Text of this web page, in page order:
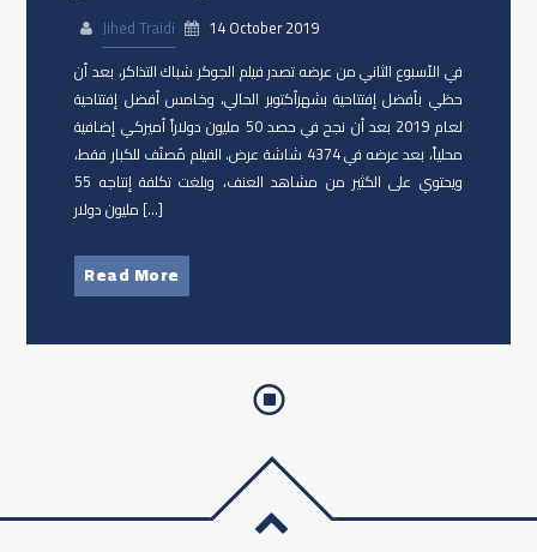
Jihed Traidi
14 October 2019
في الأسبوع الثاني من عرضه تصدر فيلم الجوكر شباك التذاكر، بعد أن
حظي بأفضل إفتتاحية بشهرأكتوبر الحالي، وخامس أفضل إفتتاحية
لعام 2019 بعد أن نجح في حصد 50 مليون دولاراً أميركي إضافية
محلياً، بعد عرضه في 4374 شاشة عرض. الفيلم مُصنّف للكبار فقط،
ويحتوي على الكثير من مشاهد العنف، وبلغت تكلفة إنتاجه 55
مليون دولار […]
Read More